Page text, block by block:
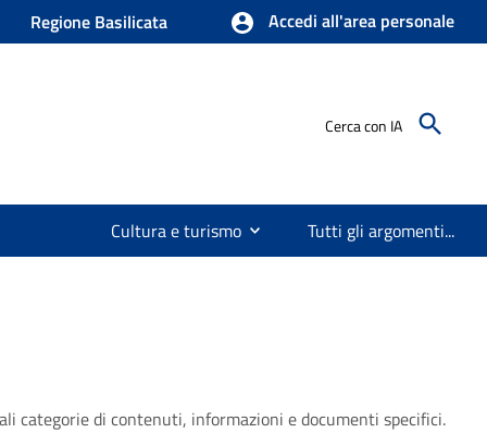
Regione Basilicata Accedi all'area personale
Cerca con IA
Cultura e turismo Tutti gli argomenti...
categorie di contenuti, informazioni e documenti specifici.